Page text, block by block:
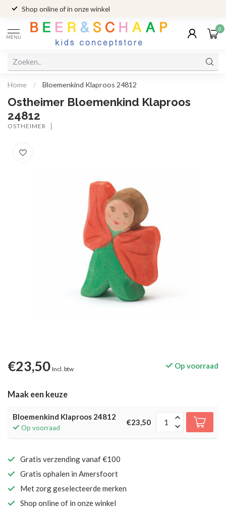
Shop online of in onze winkel
MENU
0
Home / Bloemenkind Klaproos 24812
Ostheimer Bloemenkind Klaproos
24812
OSTHEIMER
€23,50 Incl. btw Op voorraad
Maak een keuze
Bloemenkind Klaproos 24812
Op voorraad
€23,50
Gratis verzending vanaf €100
Gratis ophalen in Amersfoort
Met zorg geselecteerde merken
Shop online of in onze winkel